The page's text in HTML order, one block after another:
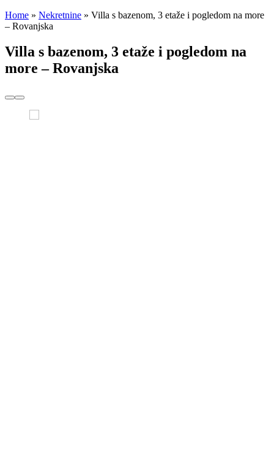
Home » Nekretnine » Villa s bazenom, 3 etaže i pogledom na more
– Rovanjska
Villa s bazenom, 3 etaže i pogledom na
more – Rovanjska